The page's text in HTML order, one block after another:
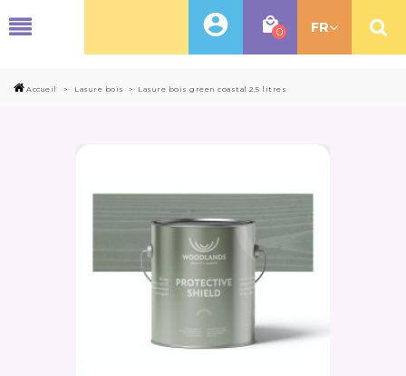
0 FR
Accueil > Lasure bois > Lasure bois green coastal 2,5 litres